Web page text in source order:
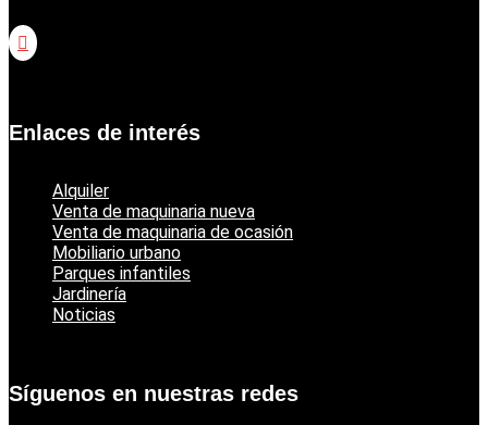

Enlaces de interés
Alquiler
Venta de maquinaria nueva
Venta de maquinaria de ocasión
Mobiliario urbano
Parques infantiles
Jardinería
Noticias
Síguenos en nuestras redes